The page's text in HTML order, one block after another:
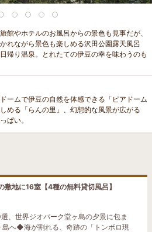
館やホテルのお風呂からの景色も見事だが、
れながら景色も楽しめる沢田公園露天風呂
帰り温泉。とれたての伊豆の幸を味わうのも
ームで伊豆の自然を体感できる「ピアドーム
める「らんの里」、幻想的な風景が広がる
ぱい。
地に16室【4種の無料貸切風呂】
、世界ジオパーク堂ヶ島の夕景に包ま
島へ◆海が割れる、奇跡の「トンボロ現